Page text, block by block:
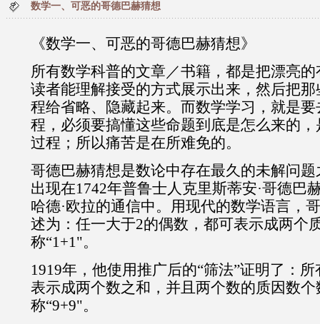
数学一、可恶的哥德巴赫猜想
《数学一、可恶的哥德巴赫猜想》
所有数学科普的文章／书籍，都是把漂亮
读者能理解接受的方式展示出来，然后把
程给省略、隐藏起来。而数学学习，就是
程，必须要搞懂这些命题到底是怎么来的
过程；所以痛苦是在所难免的。
哥德巴赫猜想是数论中存在最久的未解问
出现在1742年普鲁士人克里斯蒂安·哥德巴
哈德·欧拉的通信中。用现代的数学语言，
述为：任一大于2的偶数，都可表示成两个
称“1+1"。
1919年，他使用推广后的“筛法”证明了：
表示成两个数之和，并且两个数的质因数
称“9+9"。